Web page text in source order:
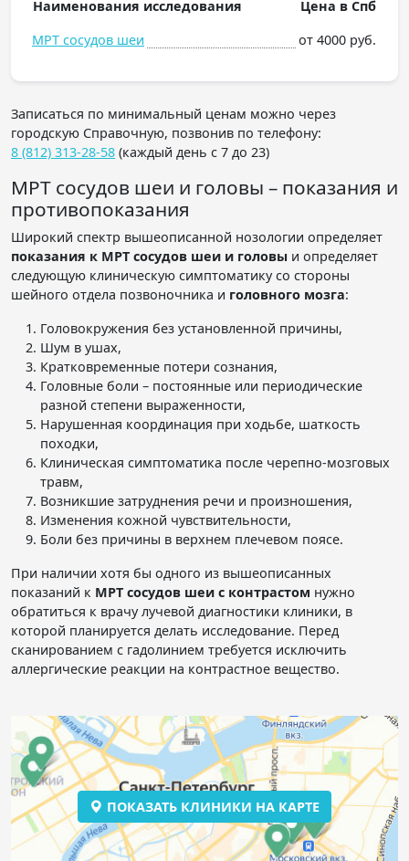
Наименования исследования
Цена в Спб
МРТ сосудов шеи
от 4000 руб.
Записаться по минимальный ценам можно через
городскую Справочную, позвонив по телефону:
8 (812) 313-28-58 (каждый день с 7 до 23)
МРТ сосудов шеи и головы – показания и
противопоказания
Широкий спектр вышеописанной нозологии определяет
показания к МРТ сосудов шеи и головы и определяет
следующую клиническую симптоматику со стороны
шейного отдела позвоночника и головного мозга:
Головокружения без установленной причины,
Шум в ушах,
Кратковременные потери сознания,
Головные боли – постоянные или периодические
разной степени выраженности,
Нарушенная координация при ходьбе, шаткость
походки,
Клиническая симптоматика после черепно-мозговых
травм,
Возникшие затруднения речи и произношения,
Изменения кожной чувствительности,
Боли без причины в верхнем плечевом поясе.
При наличии хотя бы одного из вышеописанных
показаний к МРТ сосудов шеи с контрастом нужно
обратиться к врачу лучевой диагностики клиники, в
которой планируется делать исследование. Перед
сканированием с гадолинием требуется исключить
аллергические реакции на контрастное вещество.
ПОКАЗАТЬ КЛИНИКИ НА КАРТЕ